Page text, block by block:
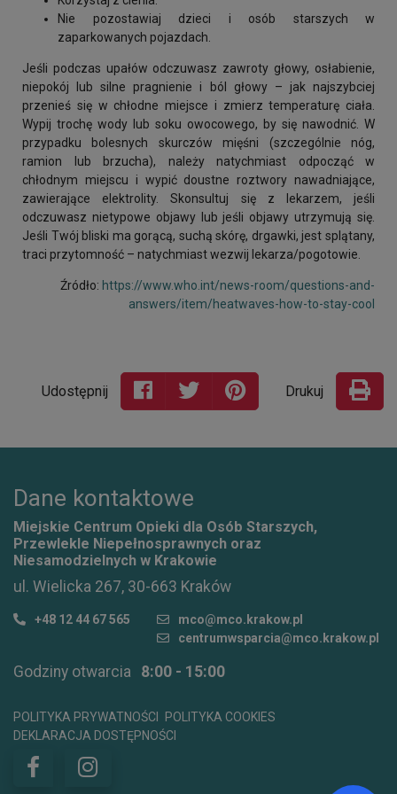
Nie pozostawiaj dzieci i osób starszych w
zaparkowanych pojazdach.
Jeśli podczas upałów odczuwasz zawroty głowy, osłabienie,
niepokój lub silne pragnienie i ból głowy – jak najszybciej
przenieś się w chłodne miejsce i zmierz temperaturę ciała.
Wypij trochę wody lub soku owocowego, by się nawodnić. W
przypadku bolesnych skurczów mięśni (szczególnie nóg,
ramion lub brzucha), należy natychmiast odpocząć w
chłodnym miejscu i wypić doustne roztwory nawadniające,
zawierające elektrolity. Skonsultuj się z lekarzem, jeśli
odczuwasz nietypowe objawy lub jeśli objawy utrzymują się.
Jeśli Twój bliski ma gorącą, suchą skórę, drgawki, jest splątany,
traci przytomność – natychmiast wezwij lekarza/pogotowie.
Źródło: https://www.who.int/news-room/questions-and-
answers/item/heatwaves-how-to-stay-cool
Udostępnij Drukuj
Dane kontaktowe
Miejskie Centrum Opieki dla Osób Starszych,
Przewlekle Niepełnosprawnych oraz
Niesamodzielnych w Krakowie
ul. Wielicka 267, 30-663 Kraków
+48 12 44 67 565
mco@mco.krakow.pl
centrumwsparcia@mco.krakow.pl
Godziny otwarcia 8:00 - 15:00
POLITYKA PRYWATNOŚCI POLITYKA COOKIES
DEKLARACJA DOSTĘPNOŚCI